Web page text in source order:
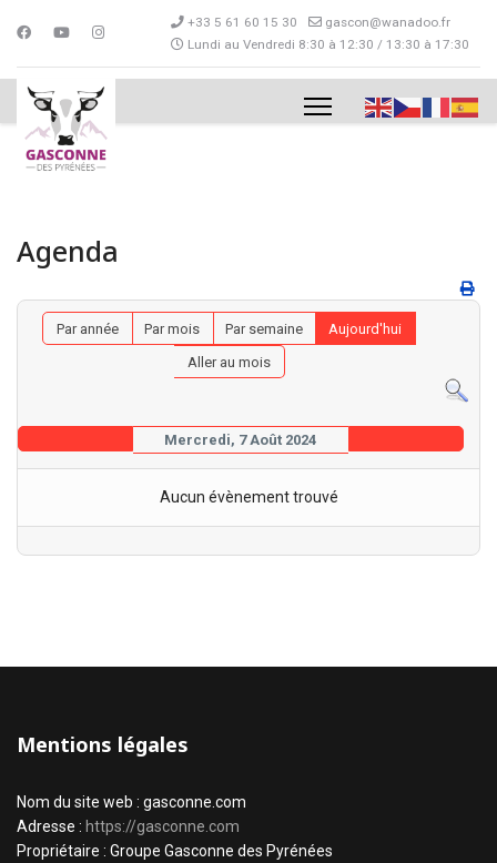
+33 5 61 60 15 30
gascon@wanadoo.fr
Lundi au Vendredi 8:30 à 12:30 / 13:30 à 17:30
Agenda
Par année Par mois Par semaine
Aujourd'hui
Aller au mois
Mercredi, 7 Août 2024
Aucun évènement trouvé
Mentions légales
Nom du site web : gasconne.com
Adresse : https://gasconne.com
Propriétaire : Groupe Gasconne des Pyrénées